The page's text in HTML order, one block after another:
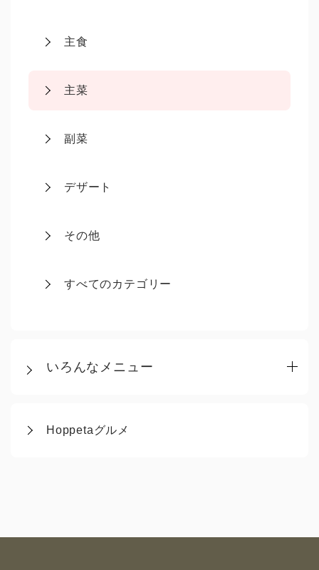
主食
主菜
副菜
デザート
その他
すべてのカテゴリー
いろんなメニュー
Hoppetaグルメ